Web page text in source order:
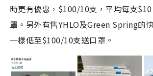
時更有優惠，$100/10支，平均每支
罩。另外有售YHLO及Green Spring的
一樣低至$100/10支送口罩。